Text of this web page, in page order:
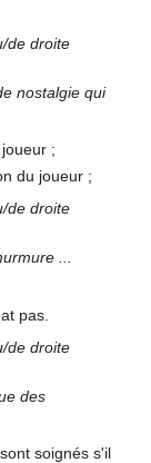
de droite
nostalgie qui
;
du joueur ;
de droite
...
pas.
de droite
des
soignés s'il